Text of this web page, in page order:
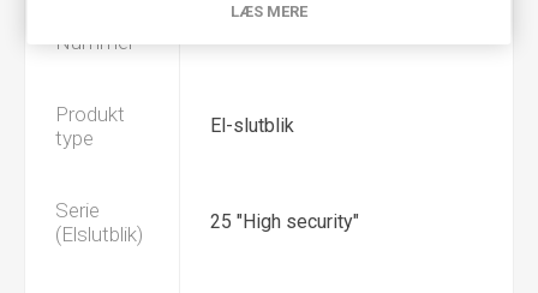
Nummer
Produkt
type
El-slutblik
Serie
(Elslutblik)
25 "High security"
LÆS MERE